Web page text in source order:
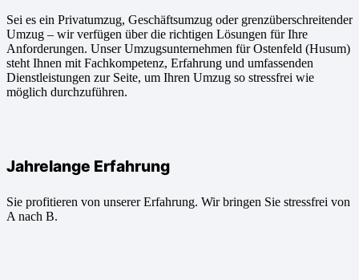
Sei es ein Privatumzug, Geschäftsumzug oder grenzüberschreitender
Umzug – wir verfügen über die richtigen Lösungen für Ihre
Anforderungen. Unser Umzugsunternehmen für Ostenfeld (Husum)
steht Ihnen mit Fachkompetenz, Erfahrung und umfassenden
Dienstleistungen zur Seite, um Ihren Umzug so stressfrei wie
möglich durchzuführen.
Jahrelange Erfahrung
Sie profitieren von unserer Erfahrung. Wir bringen Sie stressfrei von
A nach B.